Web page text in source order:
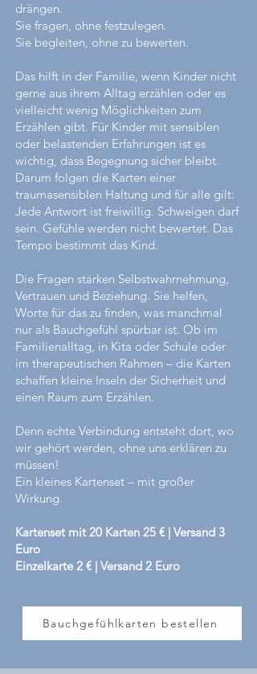
drängen.
Sie fragen, ohne festzulegen.
Sie begleiten, ohne zu bewerten.
Das hilft in der Familie, wenn Kinder nicht
gerne aus ihrem Alltag erzählen oder es
vielleicht wenig Möglichkeiten zum
Erzählen gibt. Für Kinder mit sensiblen
oder belastenden Erfahrungen ist es
wichtig, dass Begegnung sicher bleibt.
Darum folgen die Karten einer
traumasensiblen Haltung und für alle gilt:
Jede Antwort ist freiwillig. Schweigen darf
sein. Gefühle werden nicht bewertet. Das
Tempo bestimmt das Kind.
Die Fragen stärken Selbstwahrnehmung,
Vertrauen und Beziehung. Sie helfen,
Worte für das zu finden, was manchmal
nur als Bauchgefühl spürbar ist. Ob im
Familienalltag, in Kita oder Schule oder
im therapeutischen Rahmen – die Karten
schaffen kleine Inseln der Sicherheit und
einen Raum zum Erzählen.
Denn echte Verbindung entsteht dort, wo
wir gehört werden, ohne uns erklären zu
müssen!
Ein kleines Kartenset – mit großer
Wirkung.
Kartenset mit 20 Karten 25 € | Versand 3
Euro
Einzelkarte 2 € | Versand 2 Euro
Bauchgefühlkarten bestellen